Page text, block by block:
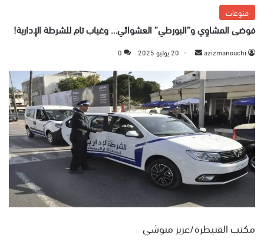
منوعات
فوضى المشاوِي و”البورطي” العشوائي… وغياب تام للشرطة الإدارية!
azizmanouchi
س
ل
ب
ر
ي
د
إ
ك
20 يوليو 2025 0
مكتب القنيطرة/عزيز منوشي